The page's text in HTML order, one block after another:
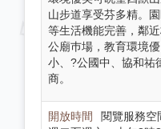
山步道享受芬多精。
等生活機能完善，鄰
公廟巿場，教育環境
小、?公國中、協和祐
商。
閱覽服務空